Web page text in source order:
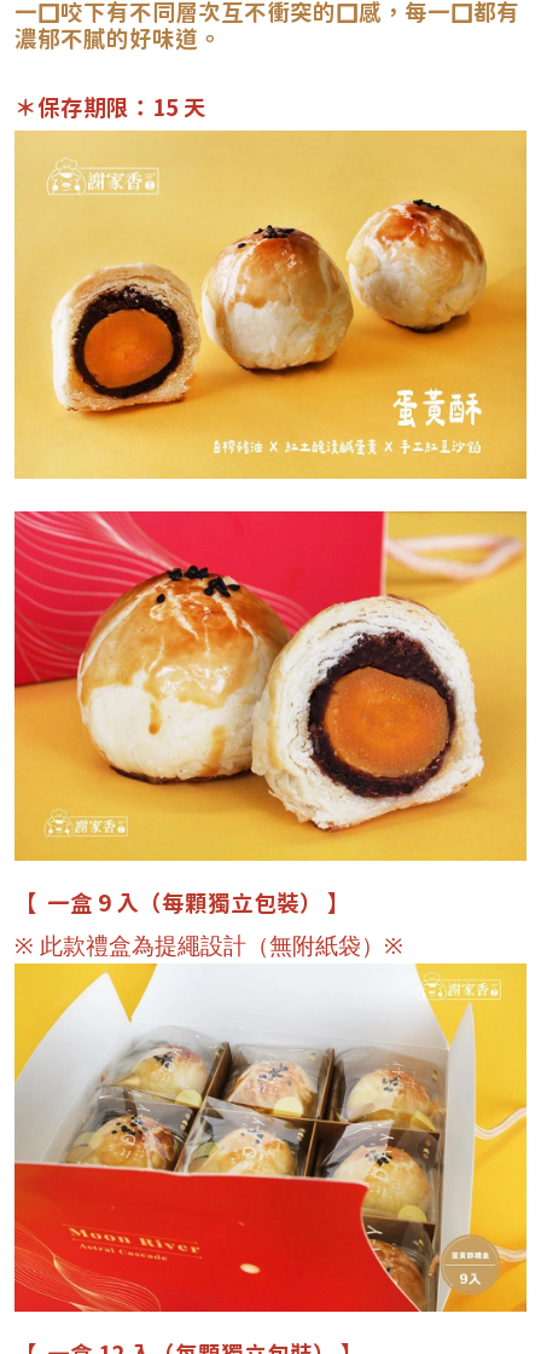
一口咬下有不同層次互不衝突的口感，每一口都有
濃郁不膩的好味道。
＊保存期限：15 天
【 一盒 9 入（每顆獨立包裝） 】
※ 此款禮盒為提繩設計（無附紙袋）※